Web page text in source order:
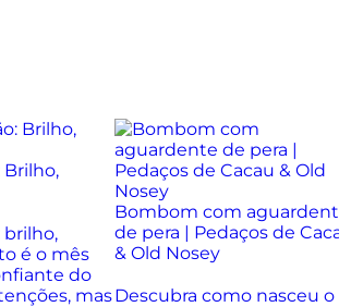
Brilho,
brilho,
é o mês
do
mas
Bombom com
de pera | Pedaços de
& Old Nosey
Descubra como nasceu o